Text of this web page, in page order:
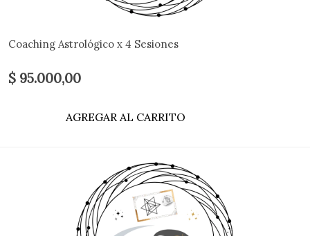
Coaching Astrológico x 4 Sesiones
$ 95.000,00
AGREGAR AL CARRITO